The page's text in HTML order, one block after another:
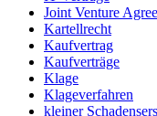
Joint Venture
Kartellrecht
Kaufvertrag
Kaufverträge
Klage
Klageverfahren
kleiner